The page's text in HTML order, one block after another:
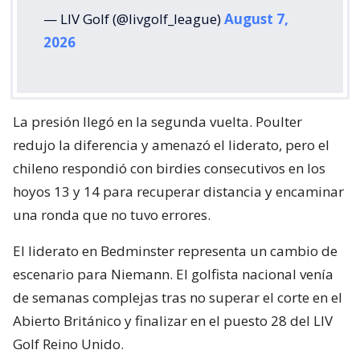
— LIV Golf (@livgolf_league)August 7,
2026
La presión llegó en la segunda vuelta. Poulter
redujo la diferencia y amenazó el liderato, pero el
chileno respondió con birdies consecutivos en los
hoyos 13 y 14 para recuperar distancia y encaminar
una ronda que no tuvo errores.
El liderato en Bedminster representa un cambio de
escenario para Niemann. El golfista nacional venía
de semanas complejas tras no superar el corte en el
Abierto Británico y finalizar en el puesto 28 del LIV
Golf Reino Unido.